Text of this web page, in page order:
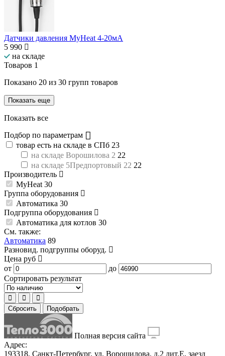
Датчики давления MyHeat 4-20мА
5 990
на складе
Товаров 1
Показано 20 из 30 групп товаров
Показать еще
Показать все
Подбор по параметрам
товар есть на складе в СПб 23
на складе Ворошилова 2 22
на складе 5Предпортовый 22 22
Производитель
MyHeat 30
Группа оборудования
Автоматика 30
Подгруппа оборудования
Автоматика для котлов 30
См. также:
Автоматика 89
Разновид. подгруппы оборуд.
Цена руб
от
до
Сортировать результат
Сбросить Подобрать
Полная версия сайта
Адрес:
193318, Санкт-Петербург, ул. Ворошилова, д.2 лит.Е, заезд